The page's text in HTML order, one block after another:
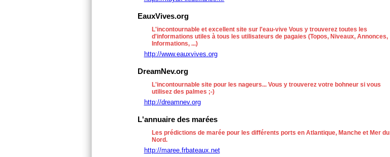
EauxVives.org
L'incontournable et excellent site sur l'eau-vive Vous y trouverez toutes les
d'informations utiles à tous les utilisateurs de pagaies (Topos, Niveaux, Annonces,
Informations, ...)
http://www.eauxvives.org
DreamNev.org
L'incontournable site pour les nageurs... Vous y trouverez votre bohneur si vous
utilisez des palmes ;-)
http://dreamnev.org
L'annuaire des marées
Les prédictions de marée pour les différents ports en Atlantique, Manche et Mer du
Nord.
http://maree.frbateaux.net